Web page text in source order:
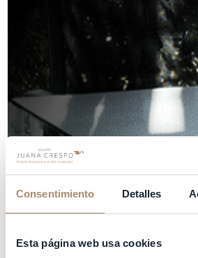
Consentimiento Detalles
Esta página web usa cookies